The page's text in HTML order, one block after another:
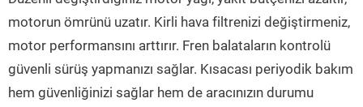
motorun ömrünü uzatır. Kirli hava filtrenizi değiştirmeniz,
motor performansını arttırır. Fren balataların kontrolü
güvenli sürüş yapmanızı sağlar. Kısacası periyodik bakım
hem güvenliğinizi sağlar hem de aracınızın durumu